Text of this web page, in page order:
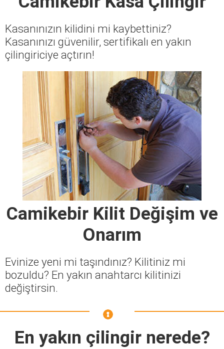
Kasanınızın kilidini mi kaybettiniz?
Kasanınızı güvenilir, sertifikalı en yakın
çilingiriciye açtırın!
Camikebir Kilit Değişim ve
Onarım
Evinize yeni mi taşındınız? Kilitiniz mi
bozuldu? En yakın anahtarcı kilitinizi
değiştirsin.
En yakın çilingir nerede?